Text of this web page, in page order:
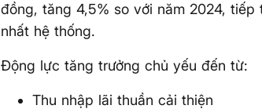
đồng, tăng 4,5% so với năm 2024,
nhất hệ thống.
Động lực tăng trưởng chủ yếu đến từ:
Thu nhập lãi thuần cải thiện